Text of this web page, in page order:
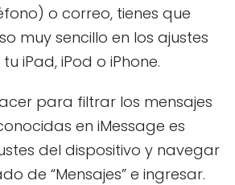
o correo, tienes que
muy sencillo en los ajustes
iPad, iPod o iPhone.
para filtrar los mensajes
en iMessage es
del dispositivo y navegar
de “Mensajes” e ingresar.